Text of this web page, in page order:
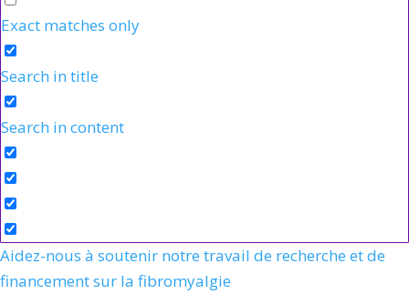
Exact matches only
Search in title
Search in content
Aidez-nous à soutenir notre travail de recherche et de
financement sur la fibromyalgie